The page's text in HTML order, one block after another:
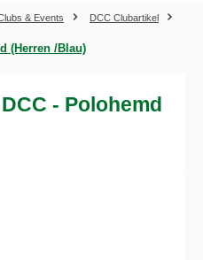
& Events
DCC Clubartikel
(Herren /Blau)
- Polohemd